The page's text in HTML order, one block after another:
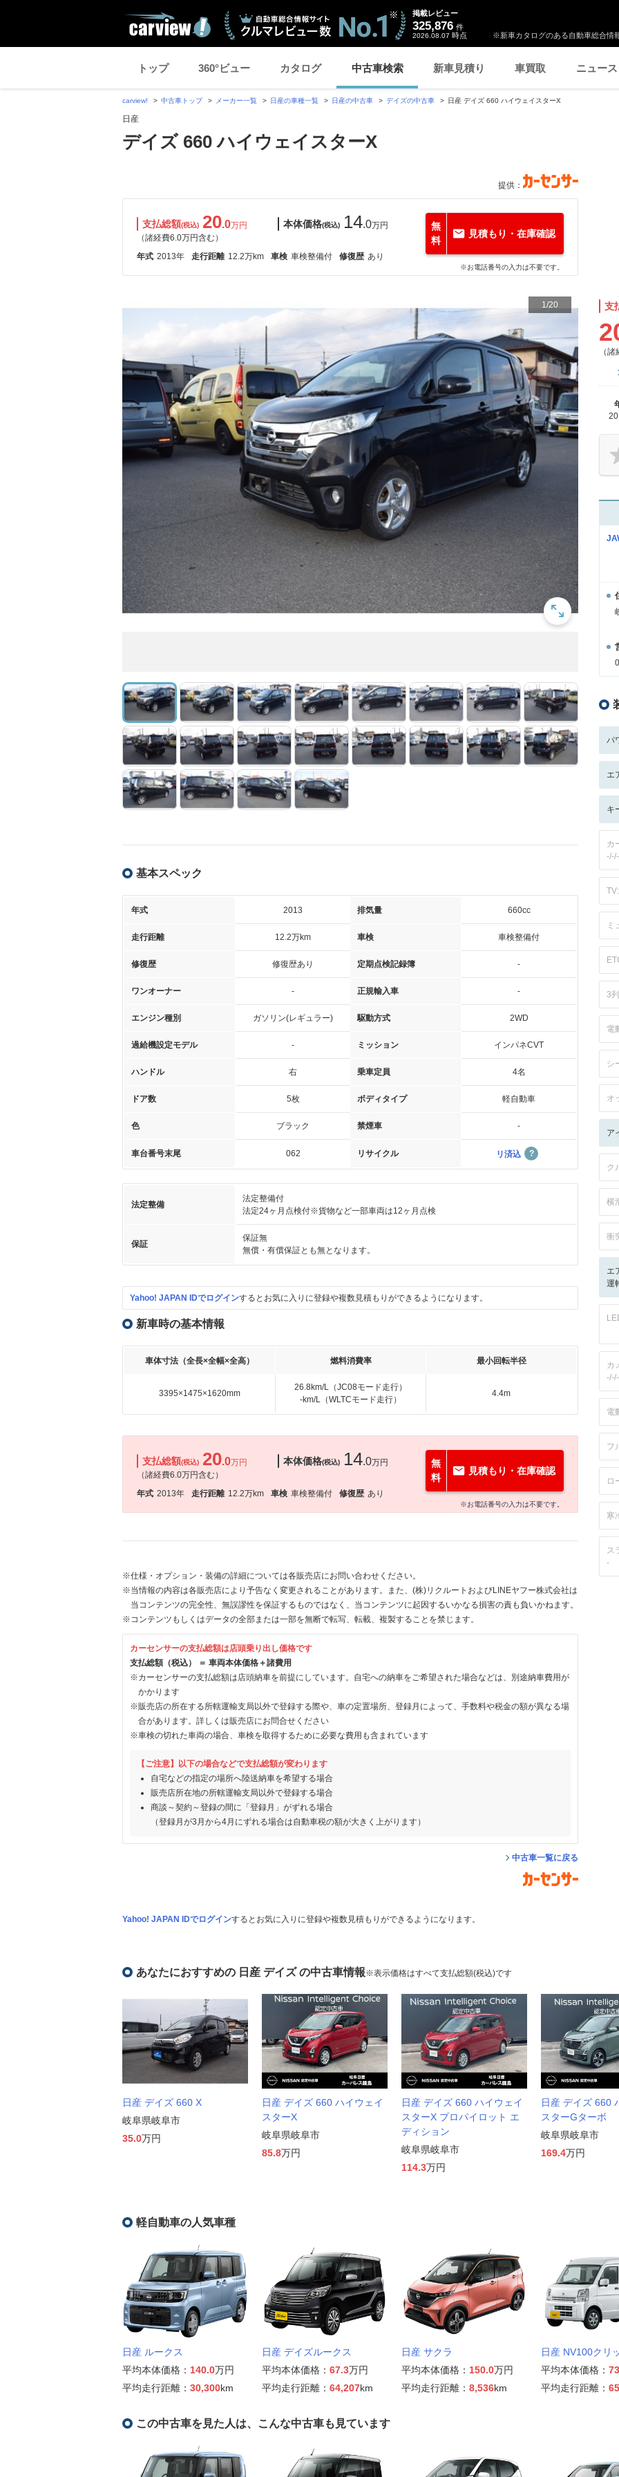
※新車カタログのある自動車総合情
掲載レビュー
325,876 件
2026.08.07 時点
トップ 360°ビュー カタログ 中古車検索 新車見積り 車買取 ニュース
carview! 中古車トップ メーカー一覧 日産の車種一覧 日産の中古車 デイズの中古車 日産 デイズ 660 ハイウェイスターX
日産
デイズ 660 ハイウェイスターX
提供：
支払総額(税込) 20.0万円
（諸経費6.0万円含む）
本体価格(税込) 14.0万円
年式 2013年 走行距離 12.2万km 車検 車検整備付 修復歴 あり
無
料
見積もり・在庫確認
※お電話番号の入力は不要です。
1/20
基本スペック
年式 2013 排気量 660cc
走行距離 12.2万km 車検 車検整備付
修復歴 修復歴あり 定期点検記録簿 -
ワンオーナー - 正規輸入車 -
エンジン種別 ガソリン(レギュラー) 駆動方式 2WD
過給機設定モデル - ミッション インパネCVT
ハンドル 右 乗車定員 4名
ドア数 5枚 ボディタイプ 軽自動車
色 ブラック 禁煙車 -
車台番号末尾 062 リサイクル リ済込
法定整備
法定整備付
法定24ヶ月点検付※貨物など一部車両は12ヶ月点検
保証
保証無
無償・有償保証とも無となります。
Yahoo! JAPAN IDでログインするとお気に入りに登録や複数見積もりができるようになります。
新車時の基本情報
車体寸法（全長×全幅×全高） 燃料消費率 最小回転半径
3395×1475×1620mm
26.8km/L（JC08モード走行）
-km/L（WLTCモード走行）
4.4m
支払総額(税込) 20.0万円
（諸経費6.0万円含む）
本体価格(税込) 14.0万円
年式 2013年 走行距離 12.2万km 車検 車検整備付 修復歴 あり
無
料
見積もり・在庫確認
※お電話番号の入力は不要です。
※仕様・オプション・装備の詳細については各販売店にお問い合わせください。
※当情報の内容は各販売店により予告なく変更されることがあります。また、(株)リクルートおよびLINEヤフー株式会社は
当コンテンツの完全性、無誤謬性を保証するものではなく、当コンテンツに起因するいかなる損害の責も負いかねます。
※コンテンツもしくはデータの全部または一部を無断で転写、転載、複製することを禁じます。
カーセンサーの支払総額は店頭乗り出し価格です
支払総額（税込） ＝ 車両本体価格＋諸費用
※カーセンサーの支払総額は店頭納車を前提にしています。自宅への納車をご希望された場合などは、別途納車費用が
かかります
※販売店の所在する所轄運輸支局以外で登録する際や、車の定置場所、登録月によって、手数料や税金の額が異なる場
合があります。詳しくは販売店にお問合せください
※車検の切れた車両の場合、車検を取得するために必要な費用も含まれています
【ご注意】以下の場合などで支払総額が変わります
自宅などの指定の場所へ陸送納車を希望する場合
販売店所在地の所轄運輸支局以外で登録する場合
商談～契約～登録の間に「登録月」がずれる場合
（登録月が3月から4月にずれる場合は自動車税の額が大きく上がります）
中古車一覧に戻る
Yahoo! JAPAN IDでログインするとお気に入りに登録や複数見積もりができるようになります。
支
（
パ
エ
キ
カ
ミ
3
電
シ
オ
ア
ク
横
衝
エ
運
カ
電
フ
ロ
寒
ス
-
あなたにおすすめの 日産 デイズ の中古車情報※表示価格はすべて支払総額(税込)です
日産 デイズ 660 X
岐阜県岐阜市
35.0万円
日産 デイズ 660 ハイウェイ
スターX
岐阜県岐阜市
85.8万円
日産 デイズ 660 ハイウェイ
スターX プロパイロット エ
ディション
岐阜県岐阜市
114.3万円
日産 デイズ 660
スターGターボ
岐阜県岐阜市
169.4万円
軽自動車の人気車種
日産 ルークス
平均本体価格： 140.0万円
平均走行距離： 30,300km
日産 デイズルークス
平均本体価格： 67.3万円
平均走行距離： 64,207km
日産 サクラ
平均本体価格： 150.0万円
平均走行距離： 8,536km
日産 NV100クリ
平均本体価格：
平均走行距離：
この中古車を見た人は、こんな中古車も見ています